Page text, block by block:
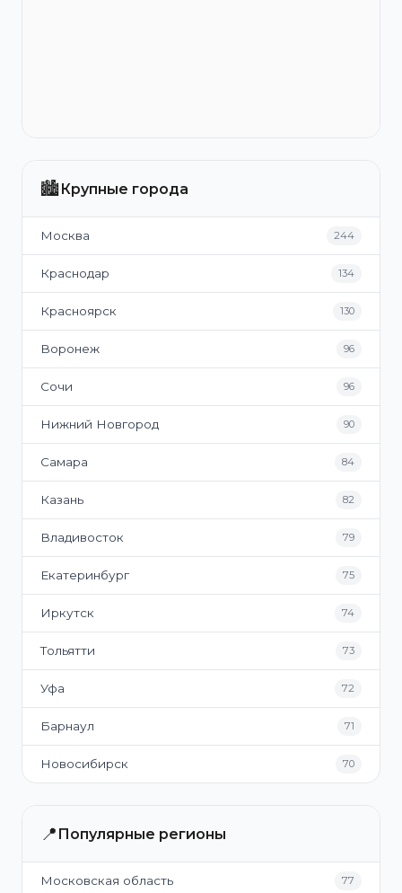
🏙️Крупные города
Москва 244
Краснодар 134
Красноярск 130
Воронеж 96
Сочи 96
Нижний Новгород 90
Самара 84
Казань 82
Владивосток 79
Екатеринбург 75
Иркутск 74
Тольятти 73
Уфа 72
Барнаул 71
Новосибирск 70
📍 Популярные регионы
Московская область 77